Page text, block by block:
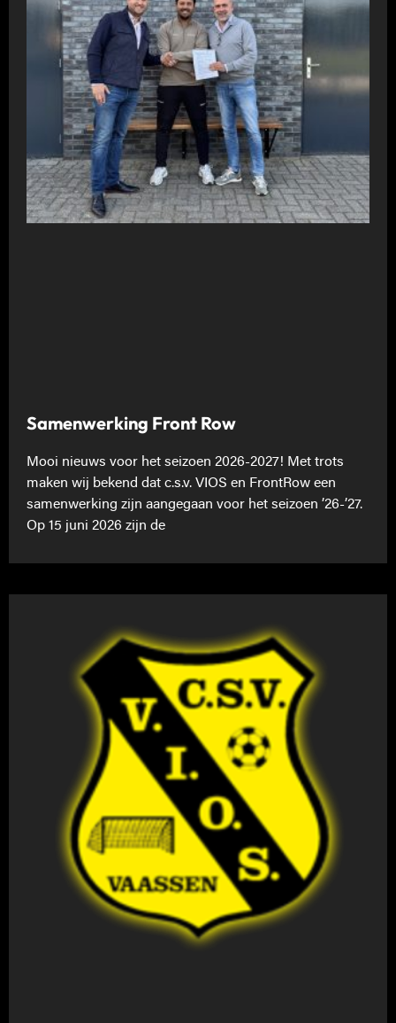
Samenwerking Front Row
Mooi nieuws voor het seizoen 2026-2027! Met trots
maken wij bekend dat c.s.v. VIOS en FrontRow een
samenwerking zijn aangegaan voor het seizoen ’26-’27.
Op 15 juni 2026 zijn de